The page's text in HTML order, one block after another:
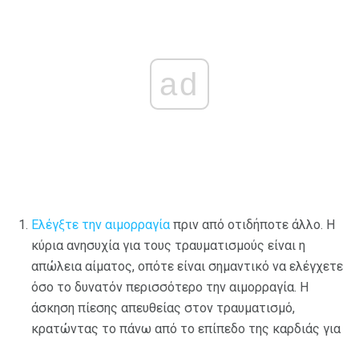
ad
Ελέγξτε την αιμορραγία πριν από οτιδήποτε άλλο. Η
κύρια ανησυχία για τους τραυματισμούς είναι η
απώλεια αίματος, οπότε είναι σημαντικό να ελέγχετε
όσο το δυνατόν περισσότερο την αιμορραγία. Η
άσκηση πίεσης απευθείας στον τραυματισμό,
κρατώντας το πάνω από το επίπεδο της καρδιάς για